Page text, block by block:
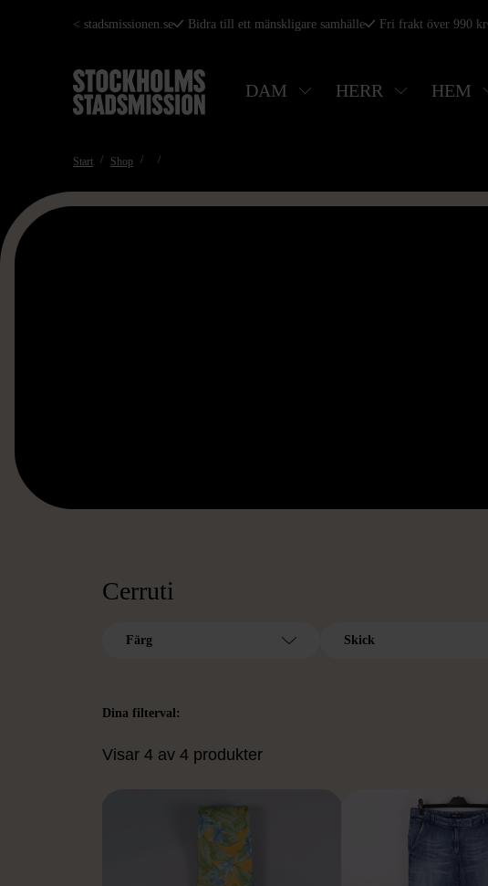
Hoppa
huvudinnehåll
< stadsmissionen.se Bidra till ett mänskligare samhälle Fri frakt över 990 kr
DAM HERR HEM
Start Shop
Cerruti
Färg Skick
Dina filterval:
Visar 4 av 4 produkter